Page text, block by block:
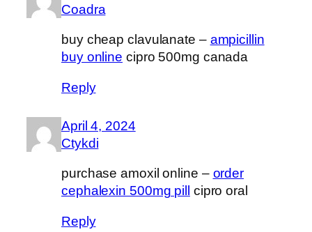
Coadra
buy cheap clavulanate – ampicillin
buy online cipro 500mg canada
Reply
April 4, 2024
Ctykdi
purchase amoxil online – order
cephalexin 500mg pill
cipro oral
Reply